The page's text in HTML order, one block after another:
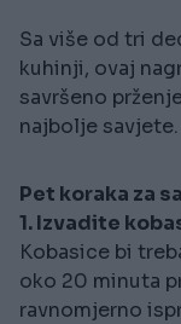
Sa više od tri
kuhinji, ovaj
savršeno
najbolje savjete.
Pet koraka za
1. Izvadite
Kobasice bi
oko 20 minuta
ravnomjerno